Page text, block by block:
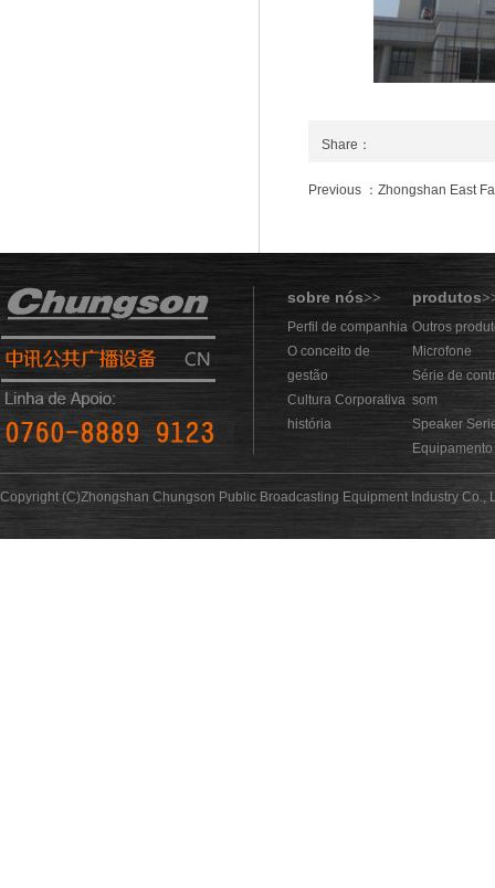
Share：
Previous ：Zhongshan East
sobre nós>> produtos
Perfil de companhia
O conceito de
gestão
Cultura Corporativa
história
Outros
Microfone
Série de
som
Speaker
Copyright (C)Zhongshan Chungson Public Broadcasting Equipment Industry